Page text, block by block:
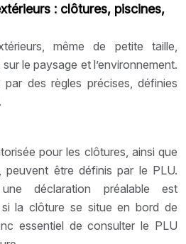
: clôtures, piscines,
même de petite taille,
le paysage et l’environnement.
des règles précises, définies
pour les clôtures, ainsi que
peuvent être définis par le PLU.
déclaration préalable est
si la clôture se situe en bord de
essentiel de consulter le PLU